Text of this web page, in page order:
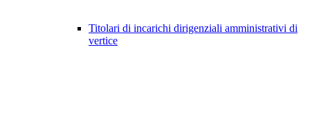
Titolari di incarichi dirigenziali amministrativi di
vertice